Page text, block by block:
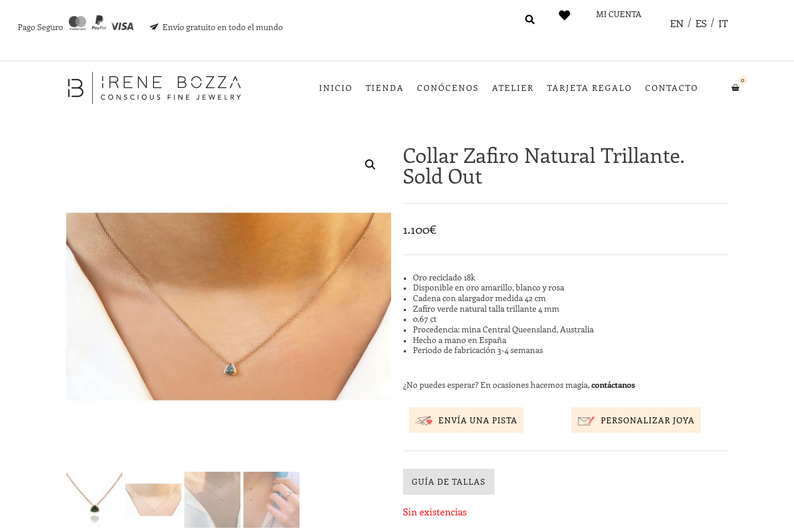
Pago Seguro Envío gratuito en todo el mundo
MI CUENTA
EN ES IT
INICIO TIENDA CONÓCENOS ATELIER TARJETA REGALO CONTACTO
0
Collar Zafiro Natural Trillante.
Sold Out
1.100€
Oro reciclado 18k
Disponible en oro amarillo, blanco y rosa
Cadena con alargador medida 42 cm
Zafiro verde natural talla trillante 4 mm
0,67 ct
Procedencia: mina Central Queensland, Australia
Hecho a mano en España
Periodo de fabricación 3-4 semanas
¿No puedes esperar? En ocasiones hacemos magia,contáctanos
ENVÍA UNA PISTA PERSONALIZAR JOYA
GUÍA DE TALLAS
Sin existencias